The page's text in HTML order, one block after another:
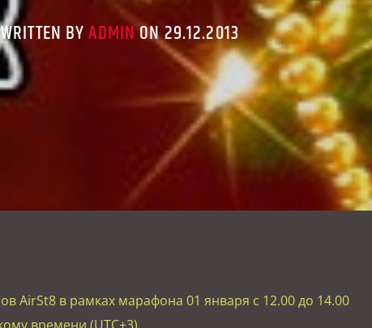
WRITTEN BYADMINON 29.12.2013
AirSt8 в рамках марафона 01 января с 12.00 до 14.00